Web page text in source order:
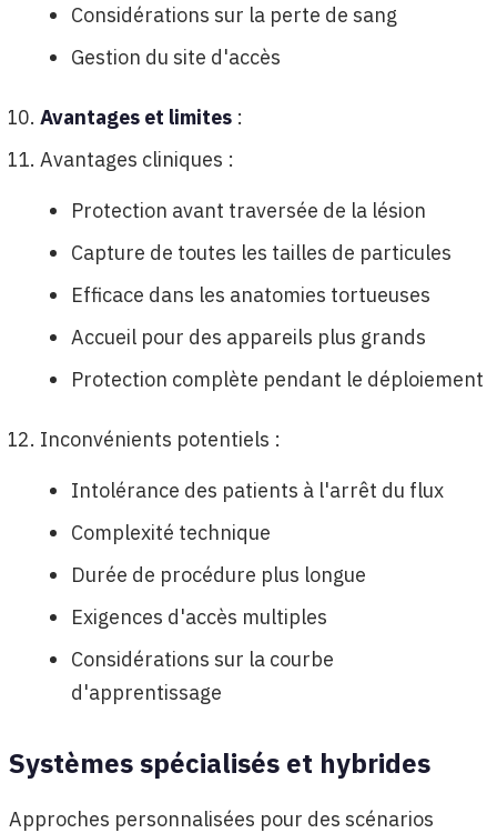
Considérations sur la perte de sang
Gestion du site d'accès
Avantages et limites :
Avantages cliniques :
Protection avant traversée de la lésion
Capture de toutes les tailles de particules
Efficace dans les anatomies tortueuses
Accueil pour des appareils plus grands
Protection complète pendant le déploiement
Inconvénients potentiels :
Intolérance des patients à l'arrêt du flux
Complexité technique
Durée de procédure plus longue
Exigences d'accès multiples
Considérations sur la courbe
d'apprentissage
Systèmes spécialisés et hybrides
Approches personnalisées pour des scénarios